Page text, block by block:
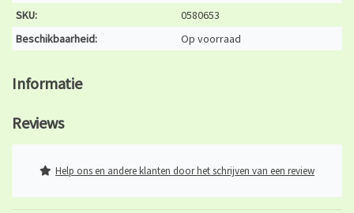
SKU:
0580653
Beschikbaarheid:
Op voorraad
Informatie
Reviews
Help ons en andere klanten door het schrijven van een review